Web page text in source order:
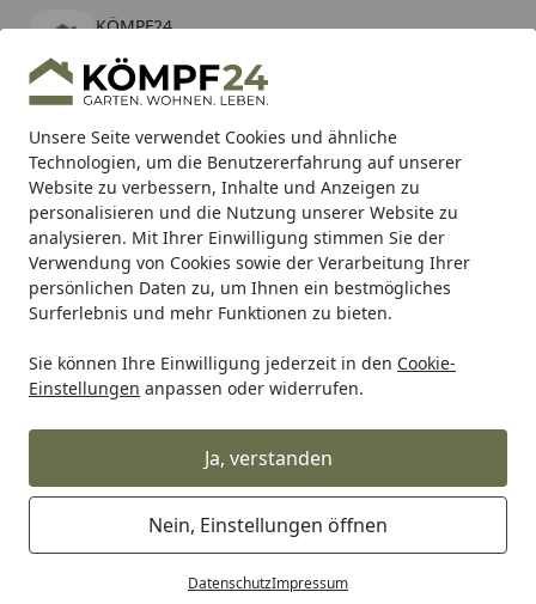
Unsere Seite verwendet Cookies und ähnliche
Technologien, um die Benutzererfahrung auf unserer
Website zu verbessern, Inhalte und Anzeigen zu
personalisieren und die Nutzung unserer Website zu
analysieren. Mit Ihrer Einwilligung stimmen Sie der
Verwendung von Cookies sowie der Verarbeitung Ihrer
persönlichen Daten zu, um Ihnen ein bestmögliches
Surferlebnis und mehr Funktionen zu bieten.
Sie können Ihre Einwilligung jederzeit in den Cookie-
Einstellungen anpassen oder widerrufen.
Ja, verstanden
Nein, Einstellungen öffnen
DatenschutzImpressum
KÖMPF24
kostenlos - Im App Store
Hotline
Alle Produkte
Mein Konto
Suchen
Karibu Pools inkl. gratis Sandfilteranlage & Pool-
Starterset (Gesamtwert bis 468,99€)
Startseite
Heidenau Heidenau Rollerreifen Heidenau Heidenau
Heidenau Reifen K58 3.50-10 TT 59M
(1 Bewertung)